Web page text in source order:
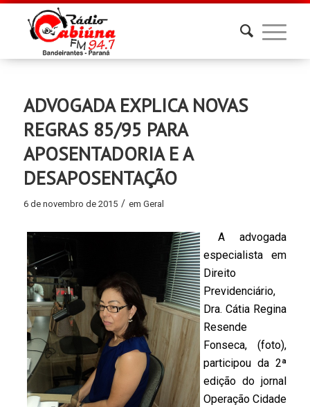
ADVOGADA EXPLICA NOVAS
REGRAS 85/95 PARA
APOSENTADORIA E A
DESAPOSENTAÇÃO
6 de novembro de 2015 / em Geral
A advogada
especialista em
Direito
Previdenciário,
Dra. Cátia Regina
Resende
Fonseca, (foto),
participou da 2ª
edição do jornal
Operação Cidade